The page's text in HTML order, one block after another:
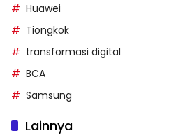
Huawei
Tiongkok
transformasi digital
BCA
Samsung
Lainnya